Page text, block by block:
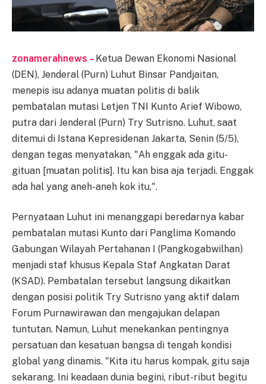
zonamerahnews – Ketua Dewan Ekonomi Nasional
(DEN), Jenderal (Purn) Luhut Binsar Pandjaitan,
menepis isu adanya muatan politis di balik
pembatalan mutasi Letjen TNI Kunto Arief Wibowo,
putra dari Jenderal (Purn) Try Sutrisno. Luhut, saat
ditemui di Istana Kepresidenan Jakarta, Senin (5/5),
dengan tegas menyatakan, "Ah enggak ada gitu-
gituan [muatan politis]. Itu kan bisa aja terjadi. Enggak
ada hal yang aneh-aneh kok itu,".
Pernyataan Luhut ini menanggapi beredarnya kabar
pembatalan mutasi Kunto dari Panglima Komando
Gabungan Wilayah Pertahanan I (Pangkogabwilhan)
menjadi staf khusus Kepala Staf Angkatan Darat
(KSAD). Pembatalan tersebut langsung dikaitkan
dengan posisi politik Try Sutrisno yang aktif dalam
Forum Purnawirawan dan mengajukan delapan
tuntutan. Namun, Luhut menekankan pentingnya
persatuan dan kesatuan bangsa di tengah kondisi
global yang dinamis. "Kita itu harus kompak, gitu saja
sekarang. Ini keadaan dunia begini, ribut-ribut begitu